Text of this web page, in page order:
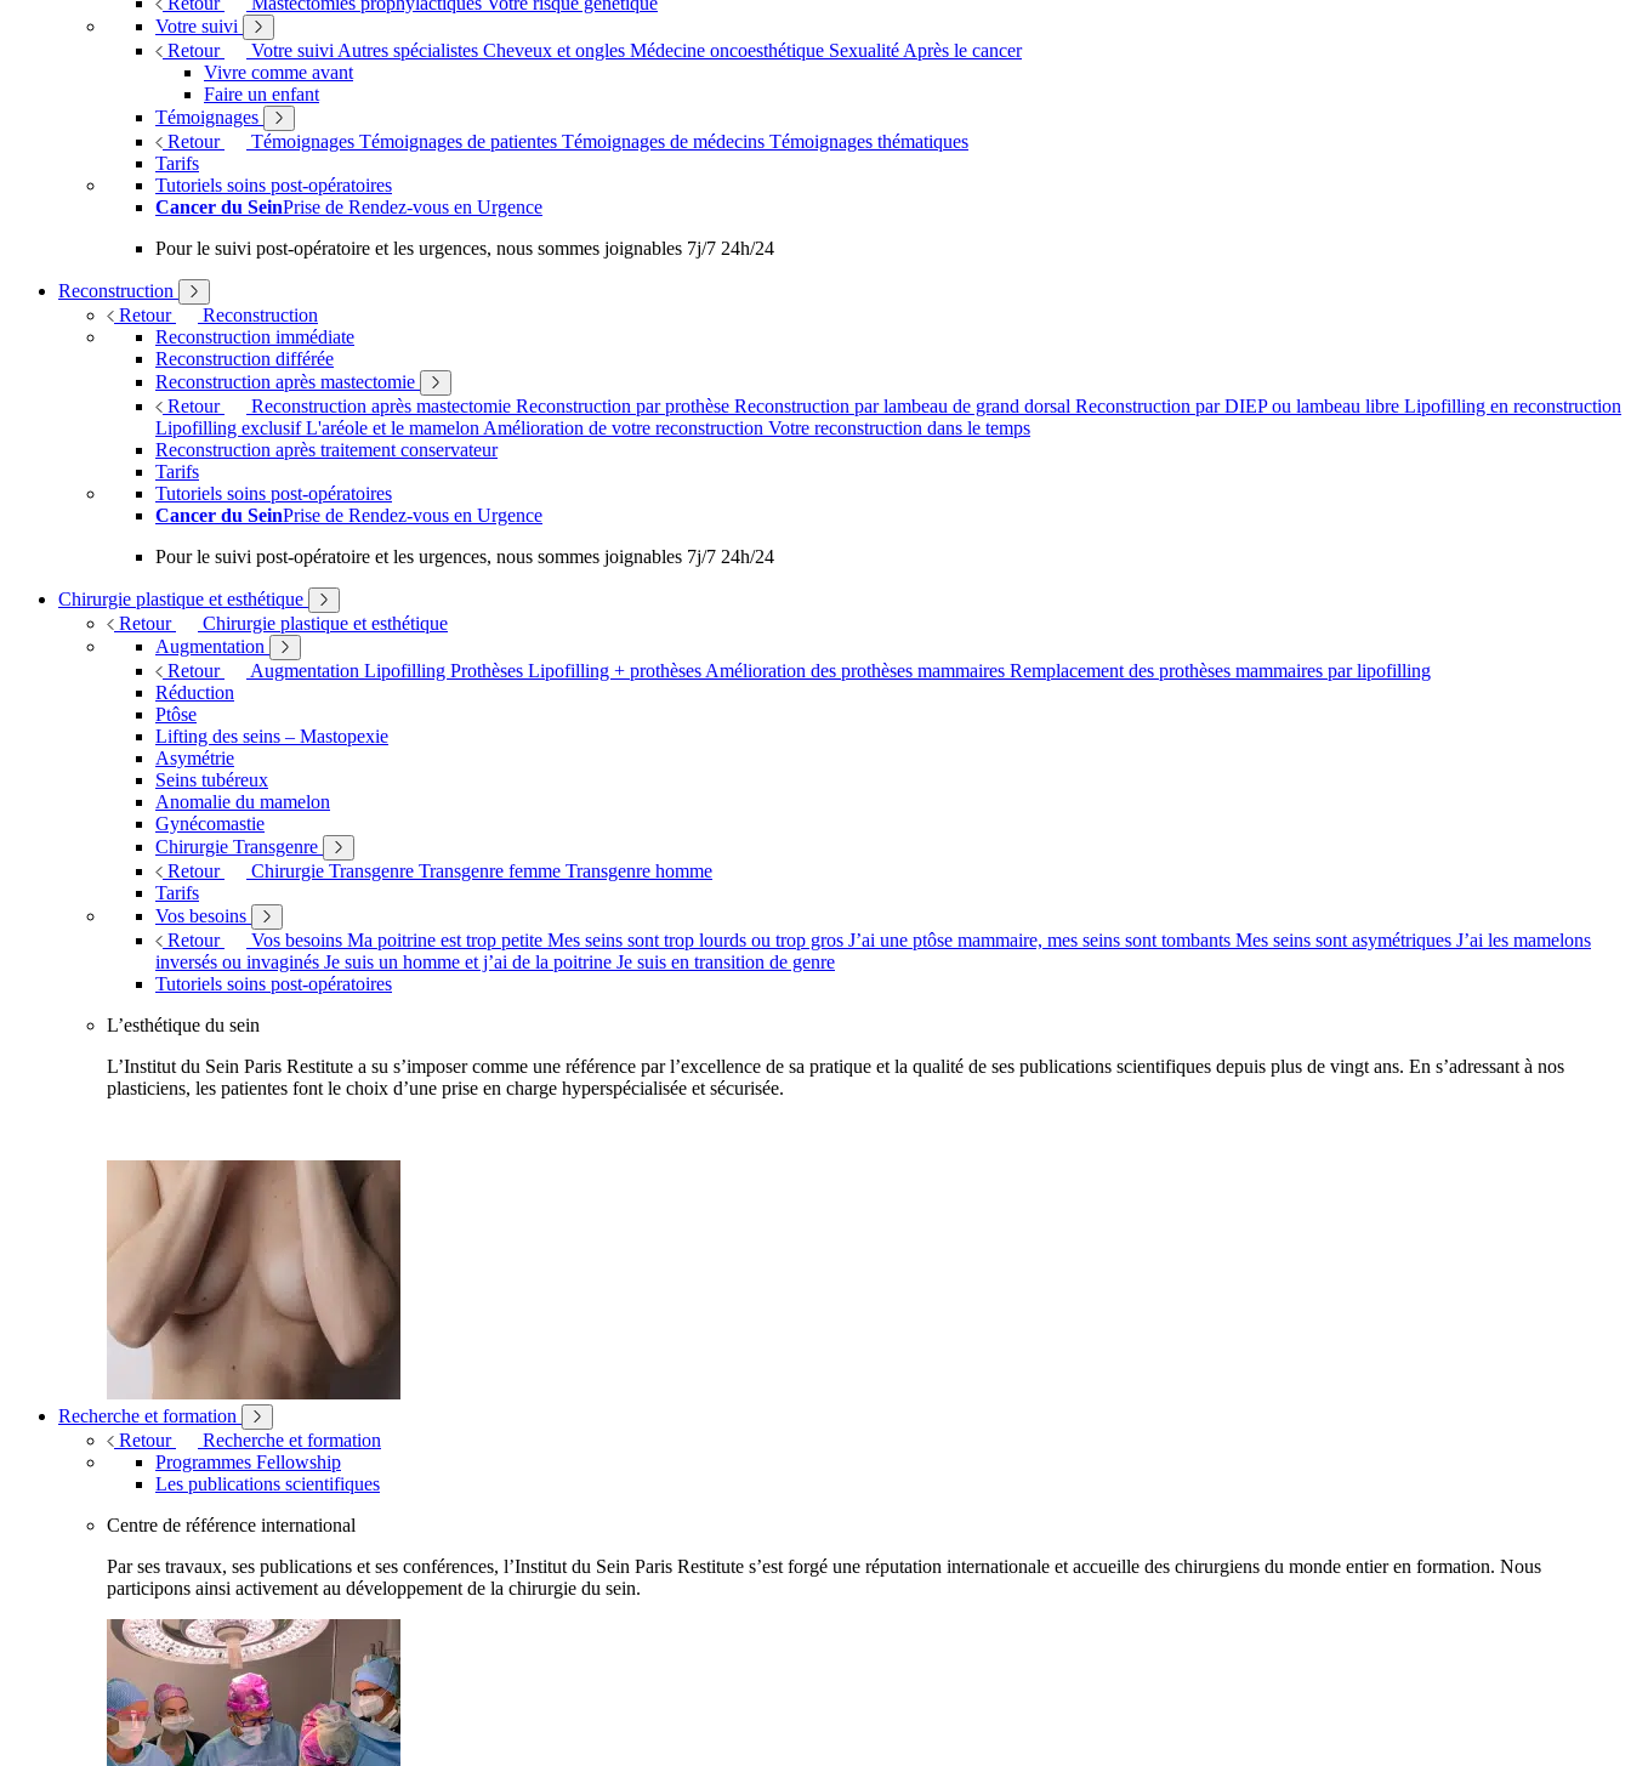
Votre suivi
Retour
Votre suivi Autres spécialistes Cheveux et ongles Médecine oncoesthétique Sexualité Après le cancer
Vivre comme avant
Faire un enfant
Témoignages
Retour
Témoignages Témoignages de patientes Témoignages de médecins Témoignages thématiques
Tarifs
Tutoriels soins post-opératoires
Cancer du SeinPrise de Rendez-vous en Urgence
Pour le suivi post-opératoire et les urgences, nous sommes joignables 7j/7 24h/24
Reconstruction
Retour
Reconstruction
Reconstruction immédiate
Reconstruction différée
Reconstruction après mastectomie
Retour
Reconstruction après mastectomie Reconstruction par prothèse Reconstruction par lambeau de grand dorsal Reconstruction par DIEP ou lambeau libre Lipofilling en reconstruction
Lipofilling exclusifL'aréole et le mamelon Amélioration de votre reconstruction Votre reconstruction dans le temps
Reconstruction après traitement conservateur
Tarifs
Tutoriels soins post-opératoires
Cancer du SeinPrise de Rendez-vous en Urgence
Pour le suivi post-opératoire et les urgences, nous sommes joignables 7j/7 24h/24
Chirurgie plastique et esthétique
Retour
Chirurgie plastique et esthétique
Augmentation
Retour
Augmentation Lipofilling Prothèses Lipofilling + prothèses Amélioration des prothèses mammaires Remplacement des prothèses mammaires par lipofilling
Réduction
Ptôse
Lifting des seins – Mastopexie
Asymétrie
Seins tubéreux
Anomalie du mamelon
Gynécomastie
Chirurgie Transgenre
Retour
Chirurgie Transgenre Transgenre femme Transgenre homme
Tarifs
Vos besoins
Retour
Vos besoins Ma poitrine est trop petite Mes seins sont trop lourds ou trop gros J’ai une ptôse mammaire, mes seins sont tombants Mes seins sont asymétriques J’ai les mamelons
inversés ou invaginés Je suis un homme et j’ai de la poitrine Je suis en transition de genre
Tutoriels soins post-opératoires
L’esthétique du sein
L’Institut du Sein Paris Restitute a su s’imposer comme une référence par l’excellence de sa pratique et la qualité de ses publications scientifiques depuis plus de vingt ans. En s’adressant à nos
plasticiens, les patientes font le choix d’une prise en charge hyperspécialisée et sécurisée.
Recherche et formation
Retour
Recherche et formation
Programmes Fellowship
Les publications scientifiques
Centre de référence international
Par ses travaux, ses publications et ses conférences, l’Institut du Sein Paris Restitute s’est forgé une réputation internationale et accueille des chirurgiens du monde entier en formation. Nous
participons ainsi activement au développement de la chirurgie du sein.